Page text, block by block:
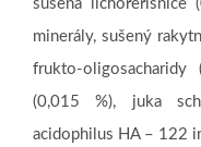
sušená lichořeřišnice
minerály, sušený
frukto-oligosacharidy
(0,015 %), juka
acidophilus HA – 122